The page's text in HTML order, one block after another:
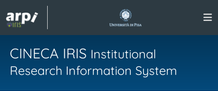
CINECA IRIS Institutional
Research Information System